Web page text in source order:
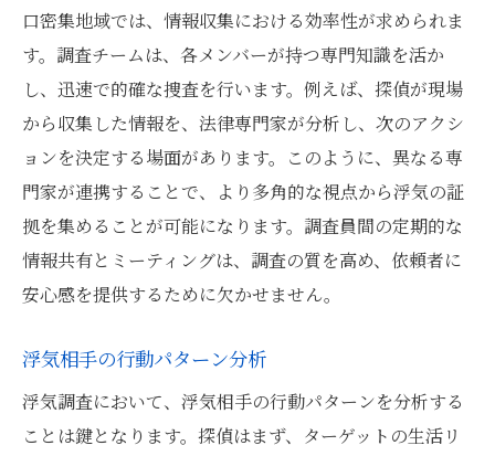
口密集地域では、情報収集における効率性が求められま
す。調査チームは、各メンバーが持つ専門知識を活か
し、迅速で的確な捜査を行います。例えば、探偵が現場
から収集した情報を、法律専門家が分析し、次のアクシ
ョンを決定する場面があります。このように、異なる専
門家が連携することで、より多角的な視点から浮気の証
拠を集めることが可能になります。調査員間の定期的な
情報共有とミーティングは、調査の質を高め、依頼者に
安心感を提供するために欠かせません。
浮気相手の行動パターン分析
浮気調査において、浮気相手の行動パターンを分析する
ことは鍵となります。探偵はまず、ターゲットの生活リ